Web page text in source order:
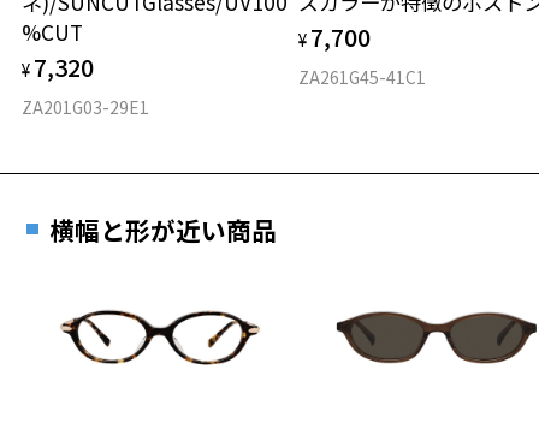
%CUT
¥ 7,320
ZA201G03-29E1
¥ 7,700
ZA261G45-41C1
横幅と形が近い商品